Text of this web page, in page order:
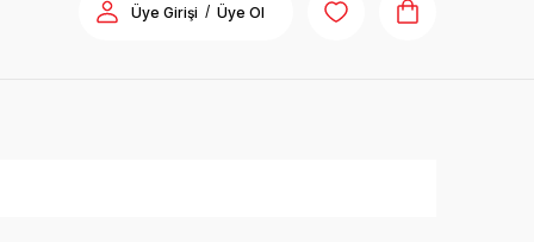
Üye Girişi / Üye Ol